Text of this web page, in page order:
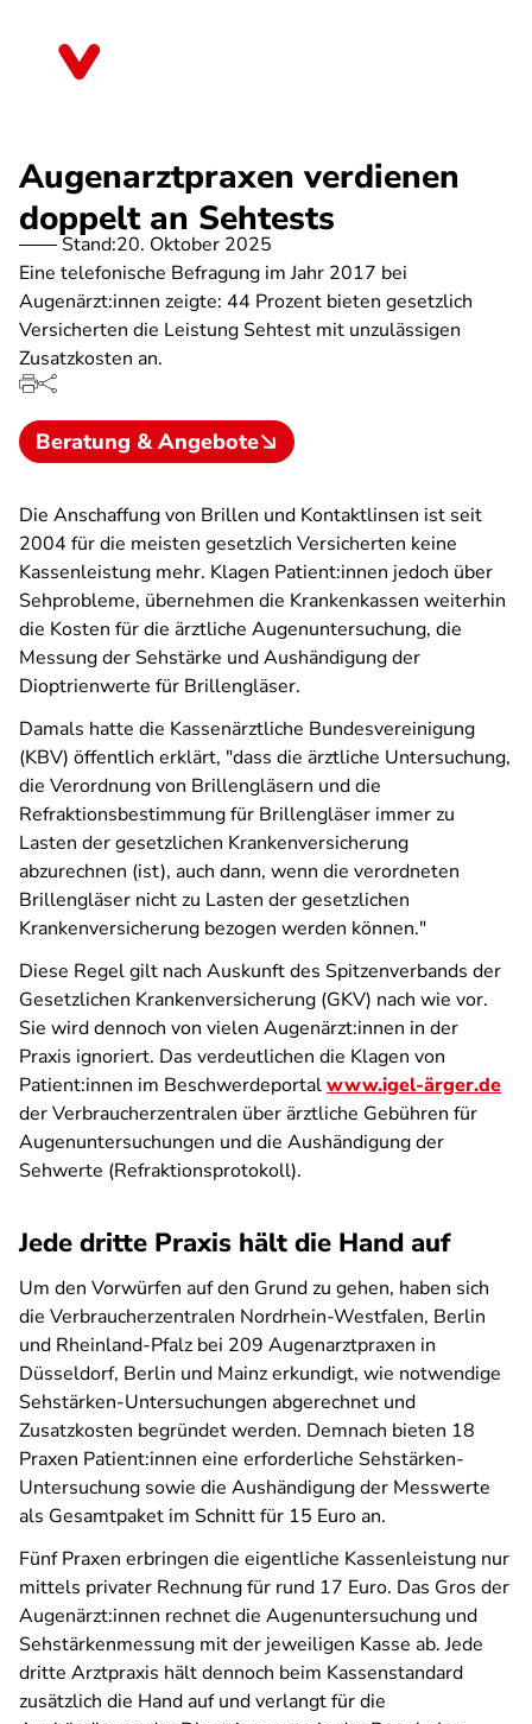
Augenarztpraxen verdienen
doppelt an Sehtests
Stand:20. Oktober 2025
Eine telefonische Befragung im Jahr 2017 bei
Augenärzt:innen zeigte: 44 Prozent bieten gesetzlich
Versicherten die Leistung Sehtest mit unzulässigen
Zusatzkosten an.
Beratung & Angebote
Die Anschaffung von Brillen und Kontaktlinsen ist seit
2004 für die meisten gesetzlich Versicherten keine
Kassenleistung mehr. Klagen Patient:innen jedoch über
Sehprobleme, übernehmen die Krankenkassen weiterhin
die Kosten für die ärztliche Augenuntersuchung, die
Messung der Sehstärke und Aushändigung der
Dioptrienwerte für Brillengläser.
Damals hatte die Kassenärztliche Bundesvereinigung
(KBV) öffentlich erklärt, "dass die ärztliche Untersuchung,
die Verordnung von Brillengläsern und die
Refraktionsbestimmung für Brillengläser immer zu
Lasten der gesetzlichen Krankenversicherung
abzurechnen (ist), auch dann, wenn die verordneten
Brillengläser nicht zu Lasten der gesetzlichen
Krankenversicherung bezogen werden können."
Diese Regel gilt nach Auskunft des Spitzenverbands der
Gesetzlichen Krankenversicherung (GKV) nach wie vor.
Sie wird dennoch von vielen Augenärzt:innen in der
Praxis ignoriert. Das verdeutlichen die Klagen von
Patient:innen im Beschwerdeportalwww.igel-ärger.de
der Verbraucherzentralen über ärztliche Gebühren für
Augenuntersuchungen und die Aushändigung der
Sehwerte (Refraktionsprotokoll).
Jede dritte Praxis hält die Hand auf
Um den Vorwürfen auf den Grund zu gehen, haben sich
die Verbraucherzentralen Nordrhein-Westfalen, Berlin
und Rheinland-Pfalz bei 209 Augenarztpraxen in
Düsseldorf, Berlin und Mainz erkundigt, wie notwendige
Sehstärken-Untersuchungen abgerechnet und
Zusatzkosten begründet werden. Demnach bieten 18
Praxen Patient:innen eine erforderliche Sehstärken-
Untersuchung sowie die Aushändigung der Messwerte
als Gesamtpaket im Schnitt für 15 Euro an.
Fünf Praxen erbringen die eigentliche Kassenleistung nur
mittels privater Rechnung für rund 17 Euro. Das Gros der
Augenärzt:innen rechnet die Augenuntersuchung und
Sehstärkenmessung mit der jeweiligen Kasse ab. Jede
dritte Arztpraxis hält dennoch beim Kassenstandard
zusätzlich die Hand auf und verlangt für die